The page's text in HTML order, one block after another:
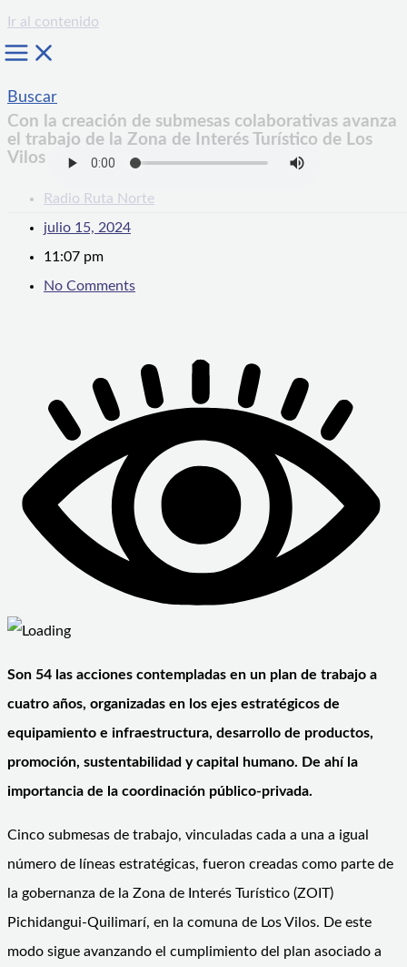
Ir al contenido
Buscar
Con la creación de submesas colaborativas avanza
el trabajo de la Zona de Interés Turístico de Los
Vilos
Radio Ruta Norte
julio 15, 2024
11:07 pm
No Comments
Son 54 las acciones contempladas en un plan de trabajo a
cuatro años, organizadas en los ejes estratégicos de
equipamiento e infraestructura, desarrollo de productos,
promoción, sustentabilidad y capital humano. De ahí la
importancia de la coordinación público-privada.
Cinco submesas de trabajo, vinculadas cada a una a igual
número de líneas estratégicas, fueron creadas como parte de
la gobernanza de la Zona de Interés Turístico (ZOIT)
Pichidangui-Quilimarí, en la comuna de Los Vilos. De este
modo sigue avanzando el cumplimiento del plan asociado a